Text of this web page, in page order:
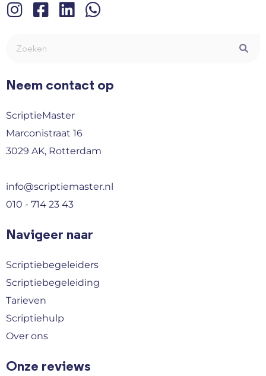
Neem contact op
ScriptieMaster
Marconistraat 16
3029 AK, Rotterdam
info@scriptiemaster.nl
010 - 714 23 43
Navigeer naar
Scriptiebegeleiders
Scriptiebegeleiding
Tarieven
Scriptiehulp
Over ons
Onze reviews